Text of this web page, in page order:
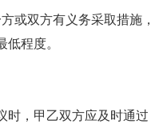
或双方有义务采取措施，
程度。
时，甲乙双方应及时通过